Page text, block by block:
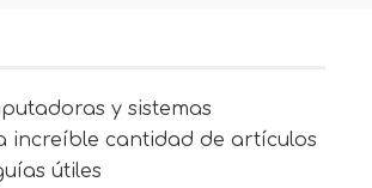
y sistemas
increíble cantidad de artículos
útiles